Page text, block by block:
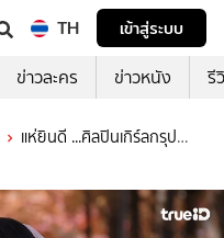
TH
เข้าสู่ระบบ
ข่าวละคร ข่าวหนัง รี
แห่ยินดี ...ศิลปินเกิร์ลกรุป